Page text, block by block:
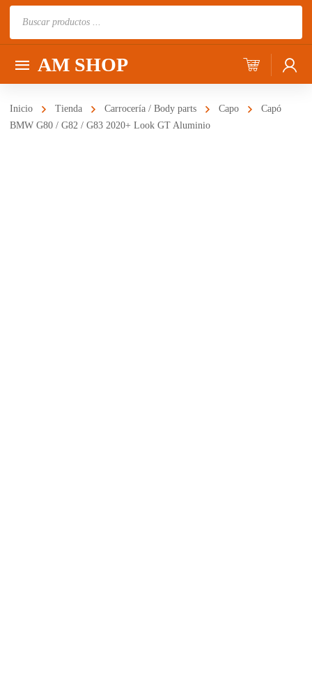
AM SHOP
Inicio Tienda Carrocería / Body parts Capo
Capó
BMW G80 / G82 / G83 2020+ Look GT Aluminio